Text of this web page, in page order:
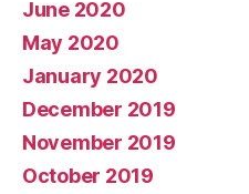
June 2020
May 2020
January 2020
December 2019
November 2019
October 2019